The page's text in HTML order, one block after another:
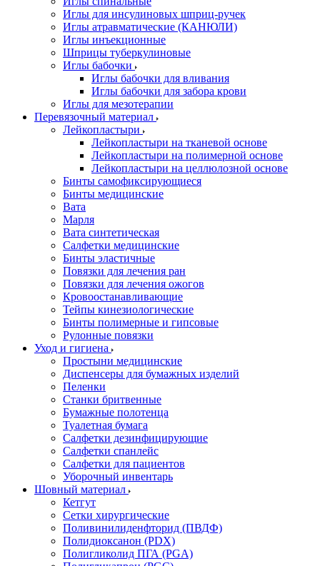
Иглы для инсулиновых шприц-ручек
Иглы атравматические (КАНЮЛИ)
Иглы инъекционные
Шприцы туберкулиновые
Иглы бабочки
Иглы бабочки для вливания
Иглы бабочки для забора крови
Иглы для мезотерапии
Перевязочный материал
Лейкопластыри
Лейкопластыри на тканевой основе
Лейкопластыри на полимерной основе
Лейкопластыри на целлюлозной основе
Бинты самофиксирующиеся
Бинты медицинские
Вата
Марля
Вата синтетическая
Салфетки медицинские
Бинты эластичные
Повязки для лечения ран
Повязки для лечения ожогов
Кровоостанавливающие
Тейпы кинезиологические
Бинты полимерные и гипсовые
Рулонные повязки
Уход и гигиена
Простыни медицинские
Диспенсеры для бумажных изделий
Пеленки
Станки бритвенные
Бумажные полотенца
Туалетная бумага
Салфетки дезинфицирующие
Салфетки спанлейс
Салфетки для пациентов
Уборочный инвентарь
Шовный материал
Кетгут
Сетки хирургические
Поливинилиденфторид (ПВДФ)
Полидиоксанон (PDX)
Полигликолид ПГА (PGA)